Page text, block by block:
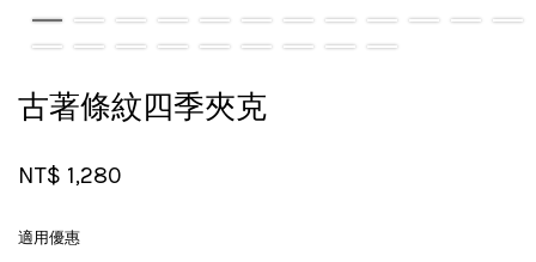
古著條紋四季夾克
NT$ 1,280
適用優惠